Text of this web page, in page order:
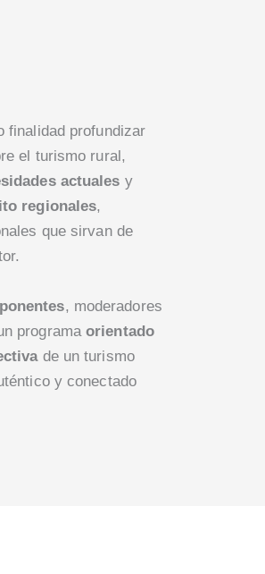
finalidad profundizar
el turismo rural,
actuales y
regionales,
que sirvan de
, moderadores
programaorientado
de un turismo
y conectado